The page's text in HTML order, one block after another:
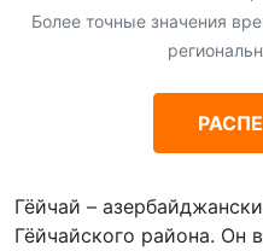
Более точные значения
Гёйчай –
Гёйчайского района. Он